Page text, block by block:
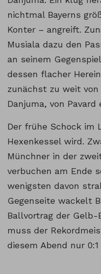
nichtmal Bayerns
Konter – angreift.
Musiala dazu den
an seinem
dessen flacher
zunächst zu weit von
Danjuma, von
Der frühe Schock im
Hexenkessel wird.
Münchner in der
verbuchen am Ende
wenigsten davon
Gegenseite wackelt
Ballvortrag der Gelb-
muss der
diesem Abend nur